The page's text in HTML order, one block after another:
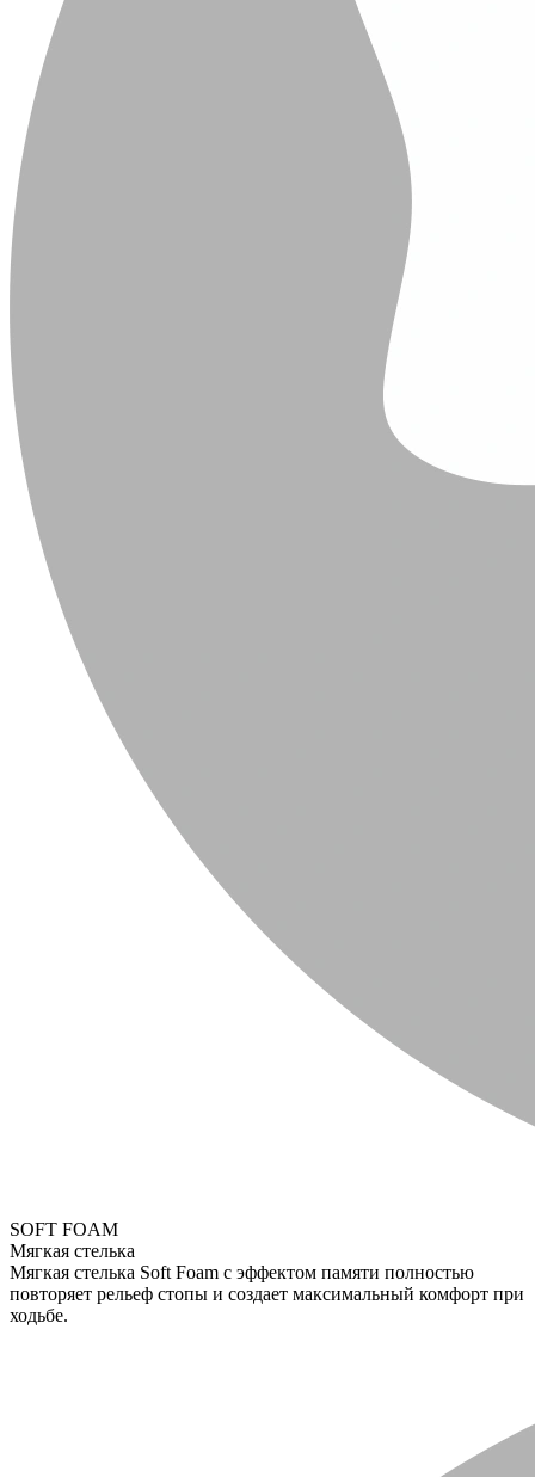
SOFT FOAM
Мягкая стелька
Мягкая стелька Soft Foam с эффектом памяти полностью
повторяет рельеф стопы и создает максимальный комфорт при
ходьбе.